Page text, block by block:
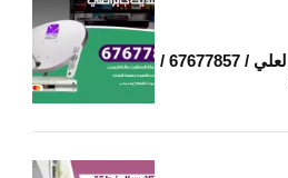
رقم فني ستلايت جابر العلي / 67677857 /